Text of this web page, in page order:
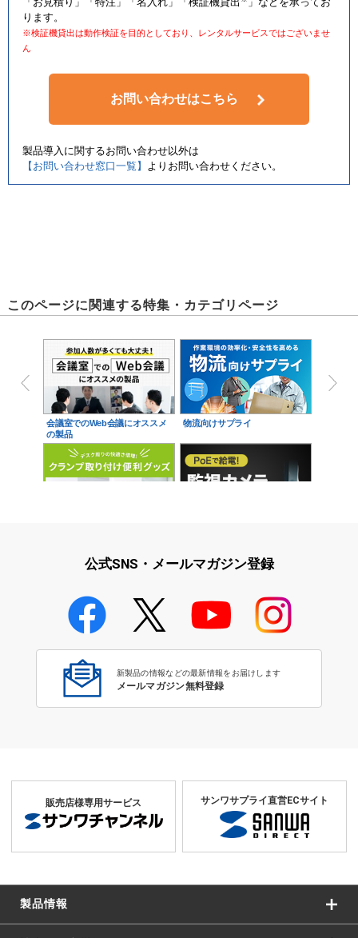
ります。
※検証機貸出は動作検証を目的としており、レンタルサービスではございませ
ん
お問い合わせはこちら
製品導入に関するお問い合わせ以外は
【お問い合わせ窓口一覧】 よりお問い合わせください。
このページに関連する特集・カテゴリページ
会議室でのWeb会議にオススメ
の製品
物流向けサプライ
1/4インチカメラネジ対応製品特
公式SNS・メールマガジン登録
新製品の情報などの最新情報をお届けします
メールマガジン無料登録
販売店様専用サービス サンワサプライ直営ECサイト
製品情報